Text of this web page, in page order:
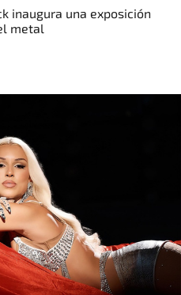
inaugura una exposición
metal